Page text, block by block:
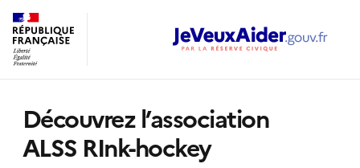
Découvrez l’association
ALSS RInk-hockey